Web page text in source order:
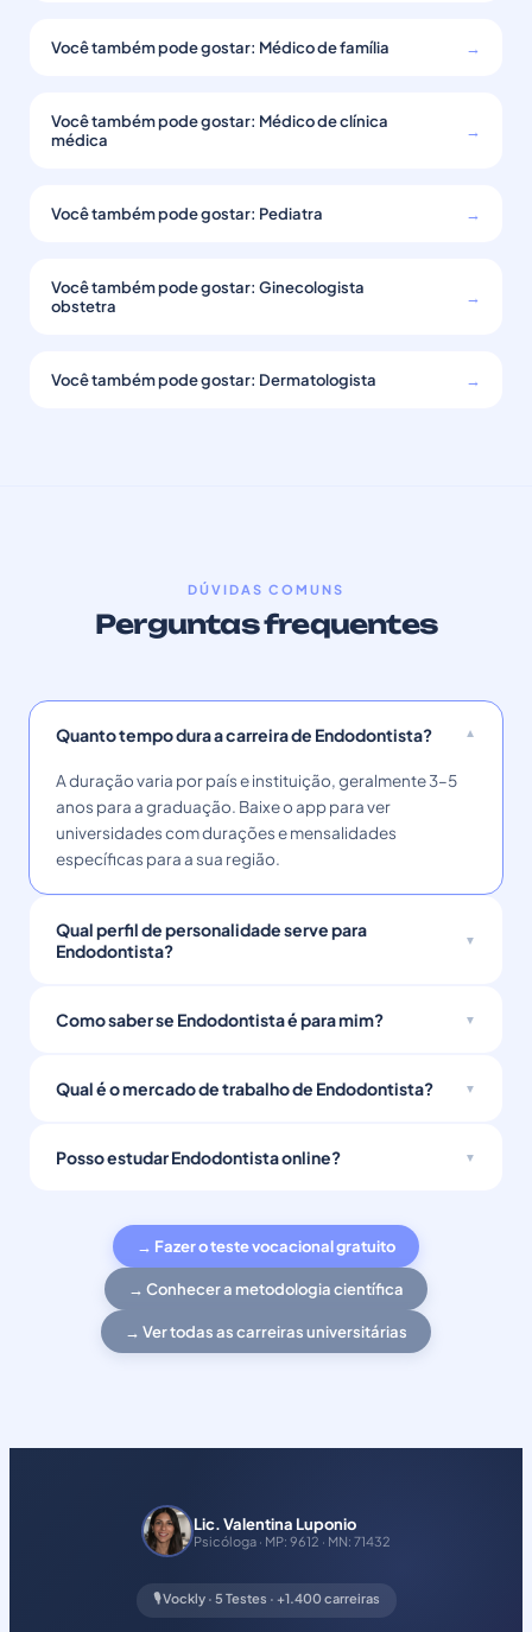
Você também pode gostar: Médico de família →
Você também pode gostar: Médico de clínica
médica
→
Você também pode gostar: Pediatra →
Você também pode gostar: Ginecologista
obstetra
→
Você também pode gostar: Dermatologista →
DÚVIDAS COMUNS
Perguntas frequentes
Quanto tempo dura a carreira de Endodontista?
A duração varia por país e instituição, geralmente 3–5
anos para a graduação. Baixe o app para ver
universidades com durações e mensalidades
específicas para a sua região.
Qual perfil de personalidade serve para
Endodontista?
Como saber se Endodontista é para mim?
Qual é o mercado de trabalho de Endodontista?
Posso estudar Endodontista online?
→ Fazer o teste vocacional gratuito
→ Conhecer a metodologia científica
→ Ver todas as carreiras universitárias
Lic. Valentina Luponio
Psicóloga · MP: 9612 · MN: 71432
🎙️ Vockly · 5 Testes · +1.400 carreiras